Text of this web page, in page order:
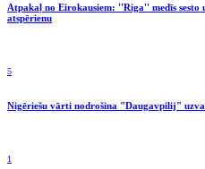
Atpakaļ no Eirokausiem: ''Riga'' medīs
atspērienu
5
Nigēriešu vārti nodrošina "Daugavpilij"
1